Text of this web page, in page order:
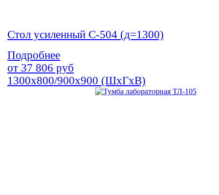
Стол усиленный С-504 (д=1300)
Подробнее
от 37 806 руб
1300х800/900х900 (ШхГхВ)